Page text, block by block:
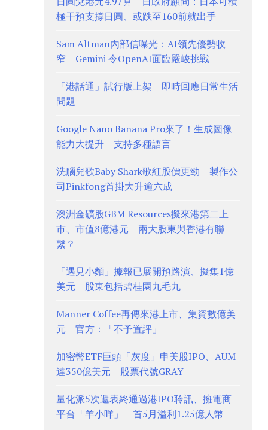
極干預支撐日圓、或跌至160前就出手
Sam Altman內部信曝光：AI領先優勢收
窄 Gemini 令OpenAI面臨嚴峻挑戰
「港話通」試行版上架 即時回應日常生活
問題
Google Nano Banana Pro來了！生成圖像
能力大提升 支持多種語言
洗腦兒歌Baby Shark歌紅股價更勁 製作公
司Pinkfong首掛大升逾六成
澳洲金礦股GBM Resources擬來港第二上
市、市值8億港元 兩大股東與香港有聯
繫？
「遇見小麵」據報已展開預路演、擬集1億
美元 股東包括碧桂園九毛九
Manner Coffee再傳來港上市、集資數億美
元 官方：「不予置評」
加密幣ETF巨頭「灰度」申美股IPO、AUM
達350億美元 股票代號GRAY
量化派5次遞表終通過港IPO聆訊、擁電商
平台「羊小咩」 首5月溢利1.25億人幣